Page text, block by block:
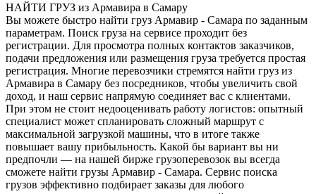
НАЙТИ ГРУЗ из Армавира в Самару
Вы можете быстро найти груз Армавир - Самара по заданным
параметрам. Поиск груза на сервисе проходит без
регистрации. Для просмотра полных контактов заказчиков,
подачи предложения или размещения груза требуется простая
регистрация. Многие перевозчики стремятся найти груз из
Армавира в Самару без посредников, чтобы увеличить свой
доход, и наш сервис напрямую соединяет вас с клиентами.
При этом не стоит недооценивать работу логистов: опытный
специалист может спланировать сложный маршрут с
максимальной загрузкой машины, что в итоге также
повышает вашу прибыльность. Какой бы вариант вы ни
предпочли — на нашей бирже грузоперевозок вы всегда
сможете найти грузы Армавир - Самара. Сервис поиска
грузов эффективно подбирает заказы для любого